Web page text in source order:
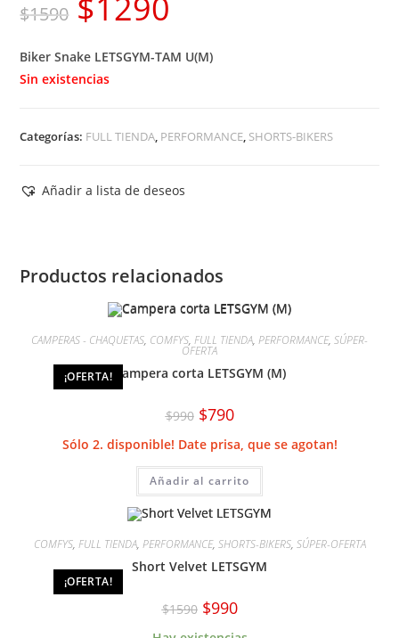
$1590 El
original
era:
$1290
actual
Biker Snake LETSGYM-TAM U(M)
Sin existencias
Categorías: FULL TIENDA, PERFORMANCE, SHORTS-BIKERS
Añadir a lista de deseos
Productos relacionados
¡OFERTA!
CAMPERAS - CHAQUETAS, COMFYS, FULL TIENDA, PERFORMANCE, SÚPER-
OFERTA
Campera corta LETSGYM (M)
$990 El
precio
original
era:
$790El
precio
es:
Sólo 2. disponible! Date prisa, que se agotan!
Añadir al carrito
¡OFERTA!
COMFYS, FULL TIENDA, PERFORMANCE, SHORTS-BIKERS, SÚPER-OFERTA
Short Velvet LETSGYM
$1590 El
precio
original
$990El
precio